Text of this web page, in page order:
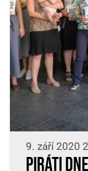
9. září 2020
Piráti